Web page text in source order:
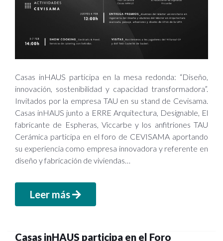
Casas inHAUS participa en la mesa redonda: “Diseño,
innovación, sostenibilidad y capacidad transformadora”.
Invitados por la empresa TAU en su stand de Cevisama.
Casas inHAUS junto a ERRE Arquitectura, Designable, El
fabricante de Espheras, Viccarbe y los anfitriones TAU
Cerámica participa en el foro de CEVISAMA aportando
su experiencia como empresa innovadora y referente en
diseño y fabricación de viviendas…
Leer más
Casas inHAUS participa en el Foro